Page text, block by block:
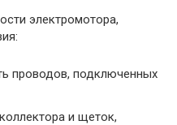
электромотора,
проводов, подключенных
и щеток,